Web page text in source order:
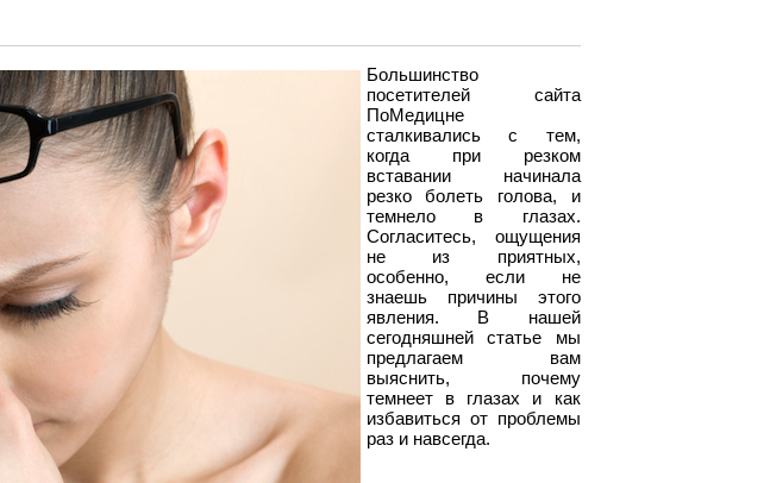
Большинство
посетителей сайта
ПоМедицне
сталкивались с тем,
когда при резком
вставании начинала
резко болеть голова, и
темнело в глазах.
Согласитесь, ощущения
не из приятных,
особенно, если не
знаешь причины этого
явления. В нашей
сегодняшней статье мы
предлагаем вам
выяснить, почему
темнеет в глазах и как
избавиться от проблемы
раз и навсегда.